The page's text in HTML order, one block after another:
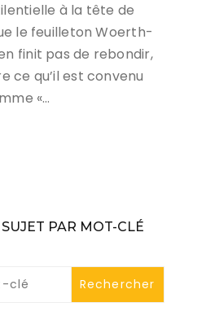
à la tête de
le feuilleton Woerth-
finit pas de rebondir,
ce qu’il est convenu
«…
PAR MOT-CLÉ